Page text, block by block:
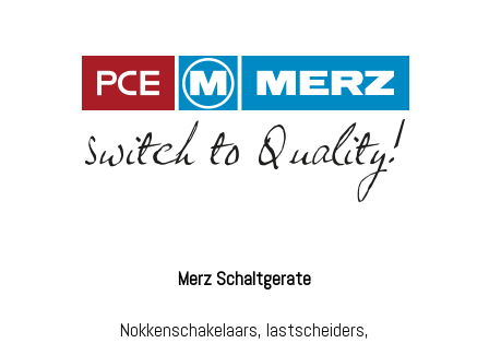
Merz Schaltgerate
Nokkenschakelaars, lastscheiders,